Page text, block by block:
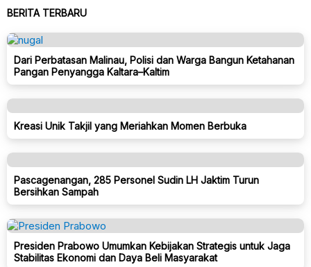
BERITA TERBARU
Dari Perbatasan Malinau, Polisi dan Warga Bangun Ketahanan
Pangan Penyangga Kaltara–Kaltim
Kreasi Unik Takjil yang Meriahkan Momen Berbuka
Pascagenangan, 285 Personel Sudin LH Jaktim Turun
Bersihkan Sampah
Presiden Prabowo Umumkan Kebijakan Strategis untuk Jaga
Stabilitas Ekonomi dan Daya Beli Masyarakat